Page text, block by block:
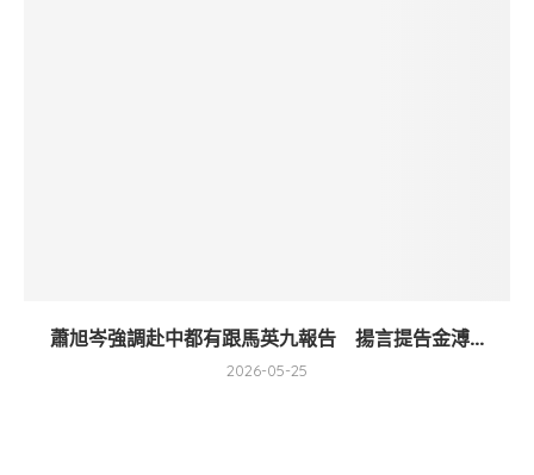
蕭旭岑強調赴中都有跟馬英九報告 揚言提告金溥...
2026-05-25